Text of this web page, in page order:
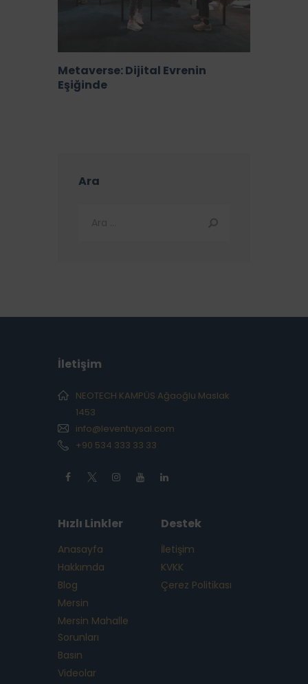
Metaverse: Dijital Evrenin
Eşiğinde
Ara
İletişim
NEOTECH KAMPÜS Ağaoğlu Maslak
1453
info@leventuysal.com
+90 534 333 33 33
Hızlı Linkler
Anasayfa
Hakkımda
Blog
Mersin
Mersin Mahalle
Sorunları
Basın
Videolar
Destek
İletişim
KVKK
Çerez Politikası